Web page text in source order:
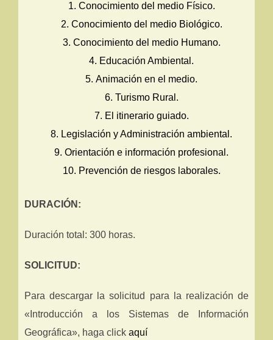
Conocimiento del medio Físico.
Conocimiento del medio Biológico.
Conocimiento del medio Humano.
Educación Ambiental.
Animación en el medio.
Turismo Rural.
El itinerario guiado.
Legislación y Administración ambiental.
Orientación e información profesional.
Prevención de riesgos laborales.
DURACIÓN:
Duración total: 300 horas.
SOLICITUD:
Para descargar la solicitud para la realización de
«Introducción a los Sistemas de Información
Geográfica», haga click aquí